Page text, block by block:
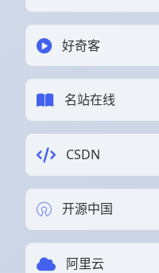
好奇客
名站在线
CSDN
开源中国
阿里云